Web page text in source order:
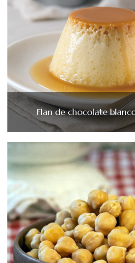
Flan de chocolate